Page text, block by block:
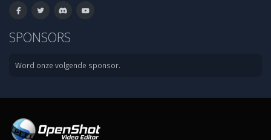
SPONSORS
Word onze volgende sponsor.